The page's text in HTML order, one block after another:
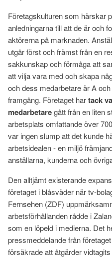
Företagskulturen som härskar
anledningarna till att de är och
aktörerna på marknaden.
utgår först och främst från en
sakkunskap och förmåga att
att vilja vara med och skapa
och dess medarbetare är A
framgång. Företaget hartack
medarbetaregått från en liten
arbetsplats omfattande över
var ingen slump att det kunde
arbetsidealen - en miljö
anställarna, kunderna och
Den alltjämt existerande
företaget i blåsväder när tv-
Fernsehen (ZDF)
arbetsförhållanden rådde i
som en löpeld i medierna. Det
pressmeddelande från
försäkrade att åtgärder